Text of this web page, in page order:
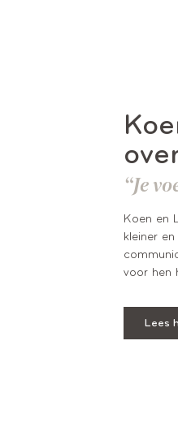
“Je
Koen en
kleiner
voor hen
Lees